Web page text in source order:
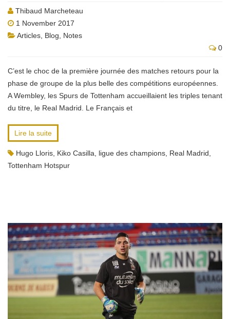
Thibaud Marcheteau
1 November 2017
Articles Blog
Notes
0
C’est le choc de la première journée des matches retours pour la
phase de groupe de la plus belle des compétitions européennes.
A Wembley, les Spurs de Tottenham accueillaient les triples tenant
du titre, le Real Madrid. Le Français et
Lire la suite
Hugo Lloris Kiko Casilla ligue des champions Real Madrid
Tottenham Hotspur